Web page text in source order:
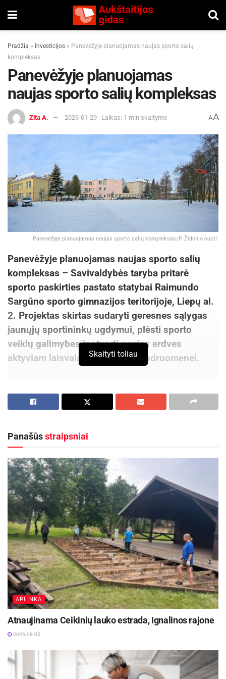
Pradžia » Investicijos » Panevėžyje planuojamas naujas sporto salių
kompleksas
Panevėžyje planuojamas
naujas sporto salių kompleksas
Zita A. 2026-01-29 Laikas: 1 min skaitymo AA
Panevėžyje planuojamas naujas sporto salių kompleksas/P. Židonio nuotr.
Panevėžyje planuojamas naujas sporto salių
kompleksas – Savivaldybės taryba pritarė
sporto paskirties pastato statybai Raimundo
Sargūno sporto gimnazijos teritorijoje, Liepų al.
2. Projektas skirtas sudaryti geresnes sąlygas
jaunųjų sportininkų ugdymui, plėsti sporto
veiklų galimybes ir atverti naujas erdves
aktyviam laisvalaikiui miesto bendruomenei.
Sargūno sporto gimnazijai dar kryptingiau dirbti
su jaunaisiais talentais, stiprinti specializuoto
vaikams augti sveikiems, motyvuotiems ir
miesto bendruomenei – vieta sportui, varžyboms
ir aktyviam laisvalaikiui, stiprinanti Panevėžio,
kaip sportui palankaus miesto, tapatybę.
Aktualios naujienos
Nuo rugpjūčio 10 dienos keisis eismas Panevėžio
Vakarinės gatvės atkarpoje
2026-08-06
Šalia Baisogalos prasidėjo ilgai laukto kelio
remontas
gimnazijos kiemo teritorijoje bus projektuojamas
optimalaus dydžio, dviejų aukštų sporto
Skaityti toliau
Panašūsstraipsniai
APLINKA
Atnaujinama Ceikinių lauko estrada, Ignalinos rajone
2026-08-05